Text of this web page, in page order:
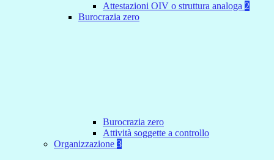
Attestazioni OIV o struttura analoga 2
Burocrazia zero
Burocrazia zero
Attività soggette a controllo
Organizzazione 3